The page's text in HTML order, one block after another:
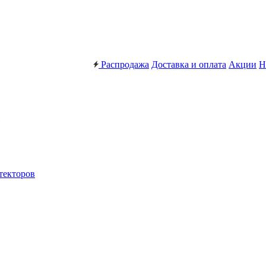
Распродажа Доставка и оплата Акции